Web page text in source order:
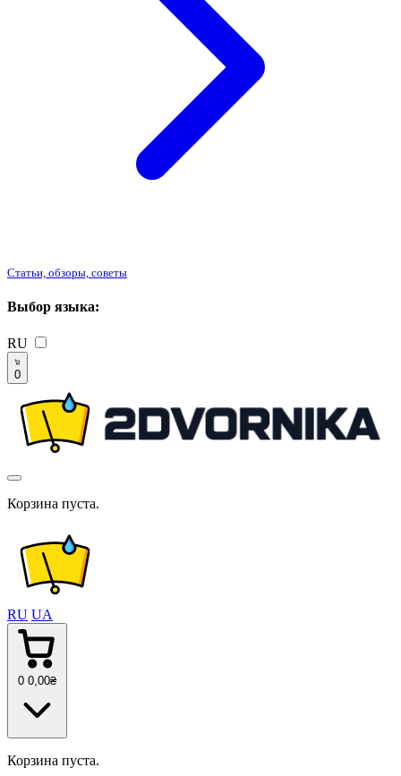
Статьи, обзоры, советы
Выбор языка:
RU
0
Корзина пуста.
RU UA
0 0 ,00₴
Корзина пуста.